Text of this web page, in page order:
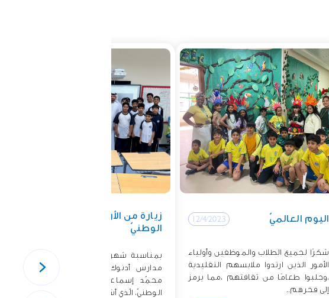
اليوم العالميّ 12/4/2023
شكرًا لجميع الطلاب والموظفين وأولياء
الأمور الذين ارتدوا ملابسهم التقليدية
،وجلبوا طعامًا من ثقافتهم ،مما يرمز
إلى فخرهم..
زيارة من الأرشيف
الوطنيّ
بمناسبة شهر القراءة، استقبل طلّاب
مدارس أدنوك- ساس النّخل الأستاذ
محمّد إسماعيل ممثّلُا عن الأرشيف
الوطنيّ، الّذي أشرك..